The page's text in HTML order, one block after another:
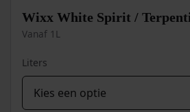
Wixx White Spirit /
Vanaf 1L
Liters